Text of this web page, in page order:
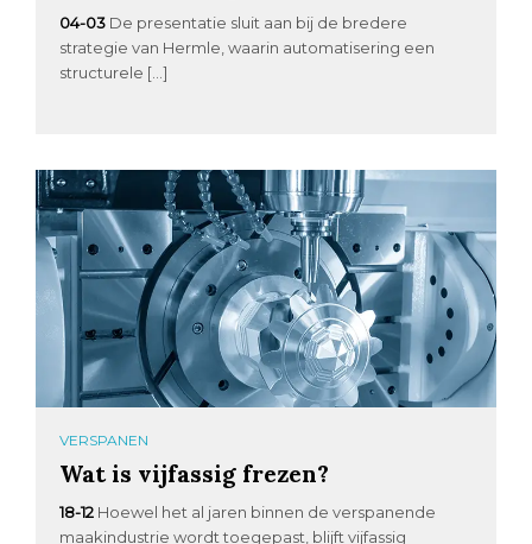
04-03 De presentatie sluit aan bij de bredere
strategie van Hermle, waarin automatisering een
structurele […]
VERSPANEN
Wat is vijfassig frezen?
18-12 Hoewel het al jaren binnen de verspanende
maakindustrie wordt toegepast, blijft vijfassig